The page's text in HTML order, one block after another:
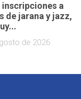
inscripciones a
de jarana y jazz,
de 2026